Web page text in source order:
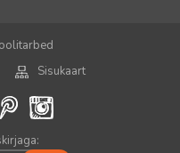
Sisukaart